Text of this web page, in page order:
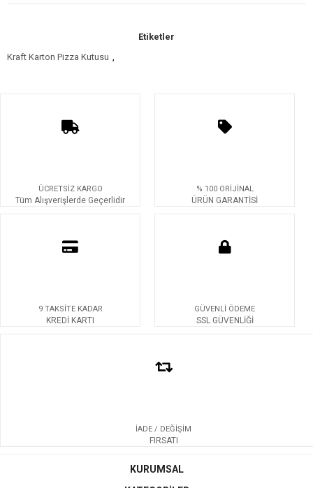
Etiketler
Kraft Karton Pizza Kutusu ,
ÜCRETSİZ KARGO
Tüm Alışverişlerde Geçerlidir
% 100 ORİJİNAL
ÜRÜN GARANTİSİ
9 TAKSİTE KADAR
KREDİ KARTI
GÜVENLİ ÖDEME
SSL GÜVENLİĞİ
İADE / DEĞİŞİM
FIRSATI
KURUMSAL